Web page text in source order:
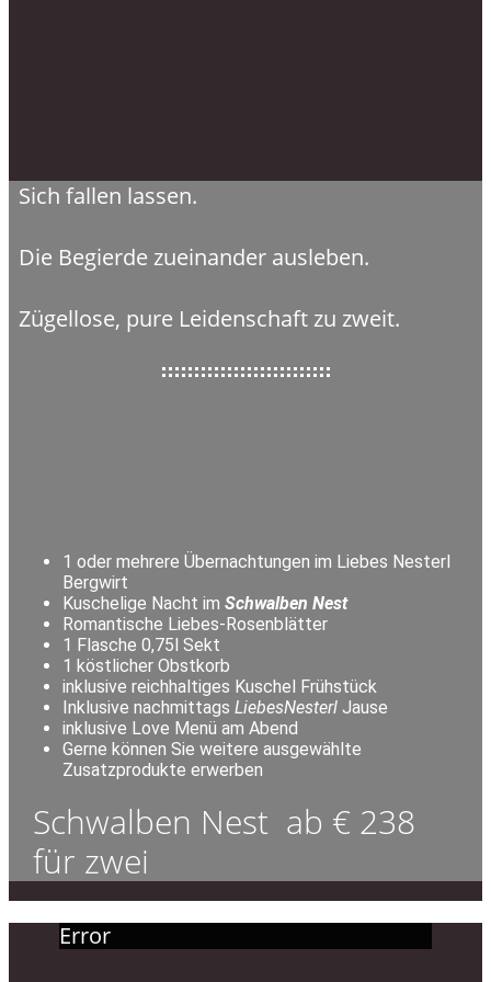
Sich fallen lassen.
Die Begierde zueinander ausleben.
Zügellose, pure Leidenschaft zu zweit.
1 oder mehrere Übernachtungen im Liebes Nesterl
Bergwirt
Kuschelige Nacht im Schwalben Nest
Romantische Liebes-Rosenblätter
1 Flasche 0,75l Sekt
1 köstlicher Obstkorb
inklusive reichhaltiges Kuschel Frühstück
Inklusive nachmittags LiebesNesterl Jause
inklusive Love Menü am Abend
Gerne können Sie weitere ausgewählte
Zusatzprodukte erwerben
Schwalben Nest ab € 238
für zwei
Error